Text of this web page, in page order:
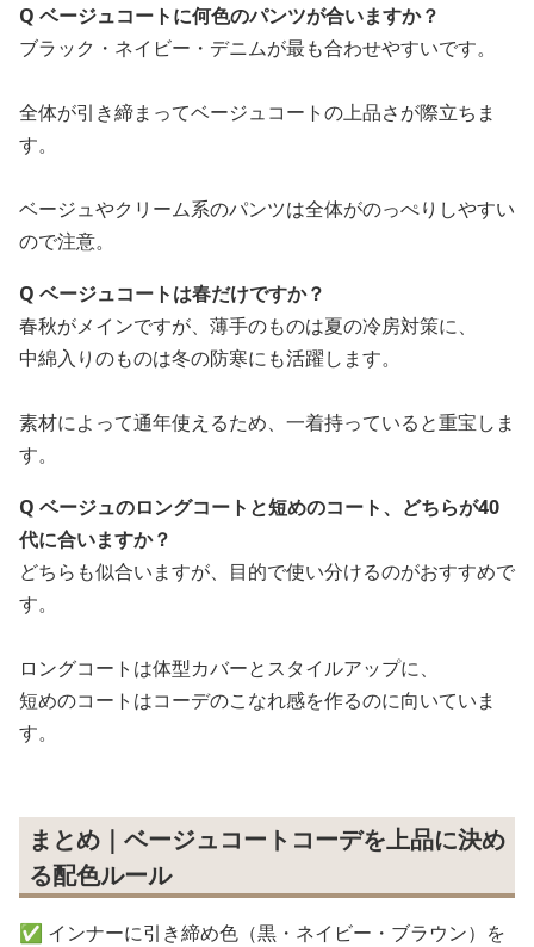
Q ベージュコートに何色のパンツが合いますか？
ブラック・ネイビー・デニムが最も合わせやすいです。
全体が引き締まってベージュコートの上品さが際立ちま
す。
ベージュやクリーム系のパンツは全体がのっぺりしやすい
ので注意。
Q ベージュコートは春だけですか？
春秋がメインですが、薄手のものは夏の冷房対策に、
中綿入りのものは冬の防寒にも活躍します。
素材によって通年使えるため、一着持っていると重宝しま
す。
Q ベージュのロングコートと短めのコート、どちらが40
代に合いますか？
どちらも似合いますが、目的で使い分けるのがおすすめで
す。
ロングコートは体型カバーとスタイルアップに、
短めのコートはコーデのこなれ感を作るのに向いていま
す。
まとめ｜ベージュコートコーデを上品に決め
る配色ルール
✅ インナーに引き締め色（黒・ネイビー・ブラウン）を